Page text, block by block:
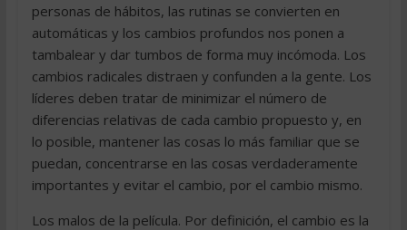
personas de hábitos, las rutinas se convierten en
automáticas y los cambios profundos nos ponen a
tambalear y dar tumbos de forma muy incómoda. Los
cambios radicales distraen y confunden a la gente. Los
líderes deben tratar de minimizar el número de
diferencias relativas de cada cambio propuesto y, en
lo posible, mantener las cosas lo más familiar que se
puedan, concentrarse en las cosas verdaderamente
importantes y evitar el cambio, por el cambio mismo.
Los malos de la película. Por definición, el cambio es la